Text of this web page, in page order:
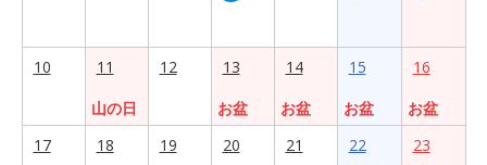
10
11
山の日
12
13
お盆
14
お盆
15
お盆
16
お盆
17
18 19 20 21 22 23